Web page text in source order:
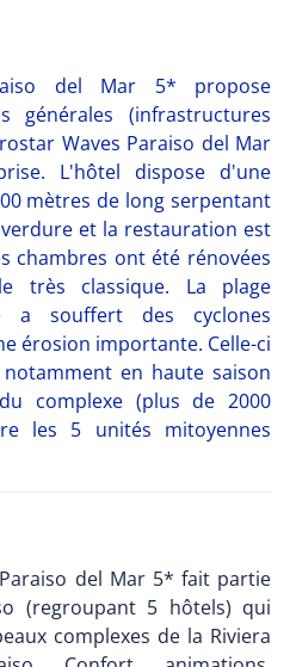
del Mar 5* propose
générales (infrastructures
Waves Paraiso del Mar
L'hôtel dispose d'une
mètres de long serpentant
et la restauration est
chambres ont été rénovées
très classique. La plage
a souffert des cyclones
érosion importante. Celle-ci
en haute saison
complexe (plus de 2000
les 5 unités mitoyennes
del Mar 5* fait partie
(regroupant 5 hôtels) qui
complexes de la Riviera